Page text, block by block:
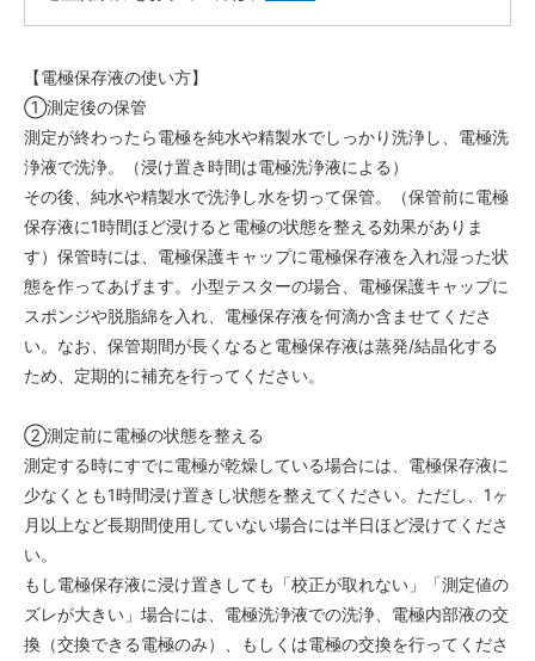
【電極保存液の使い方】
①測定後の保管
測定が終わったら電極を純水や精製水でしっかり洗浄し、電極洗
浄液で洗浄。（浸け置き時間は電極洗浄液による）
その後、純水や精製水で洗浄し水を切って保管。（保管前に電極
保存液に1時間ほど浸けると電極の状態を整える効果がありま
す）保管時には、電極保護キャップに電極保存液を入れ湿った状
態を作ってあげます。小型テスターの場合、電極保護キャップに
スポンジや脱脂綿を入れ、電極保存液を何滴か含ませてくださ
い。なお、保管期間が長くなると電極保存液は蒸発/結晶化する
ため、定期的に補充を行ってください。
②測定前に電極の状態を整える
測定する時にすでに電極が乾燥している場合には、電極保存液に
少なくとも1時間浸け置きし状態を整えてください。ただし、1ヶ
月以上など長期間使用していない場合には半日ほど浸けてくださ
い。
もし電極保存液に浸け置きしても「校正が取れない」「測定値の
ズレが大きい」場合には、電極洗浄液での洗浄、電極内部液の交
換（交換できる電極のみ）、もしくは電極の交換を行ってくださ